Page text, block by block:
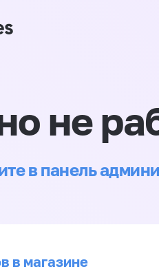
не
в панель
в магазине